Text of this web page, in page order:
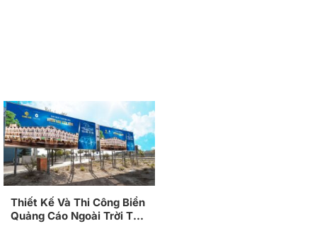
Thiết Kế Và Thi Công Biển
Quảng Cáo Ngoài Trời Tại